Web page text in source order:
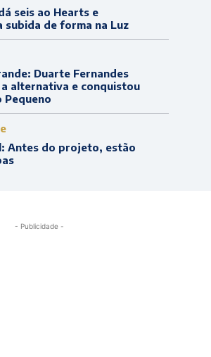
seis ao Hearts e
subida de forma na Luz
Duarte Fernandes
a alternativa e conquistou
Pequeno
Antes do projeto, estão
- Publicidade -